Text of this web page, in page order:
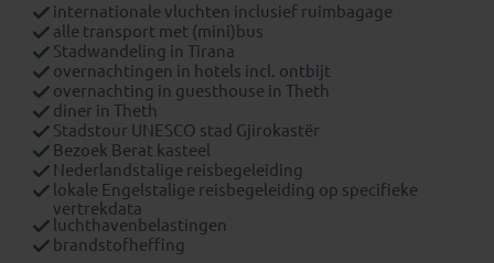
internationale vluchten inclusief ruimbagage
alle transport met (mini)bus
Stadwandeling in Tirana
overnachtingen in hotels incl. ontbijt
overnachting in guesthouse in Theth
diner in Theth
Stadstour UNESCO stad Gjirokastër
Bezoek Berat kasteel
Nederlandstalige reisbegeleiding
lokale Engelstalige reisbegeleiding op specifieke
vertrekdata
luchthavenbelastingen
brandstofheffing